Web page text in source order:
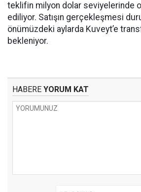
teklifin milyon dolar seviyelerinde
ediliyor. Satışın gerçekleşmesi
önümüzdeki aylarda Kuveyt’e
bekleniyor.
HABERE YORUM KAT